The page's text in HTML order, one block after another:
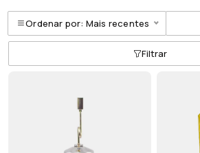
Ordenar por: Mais recentes
Filtrar